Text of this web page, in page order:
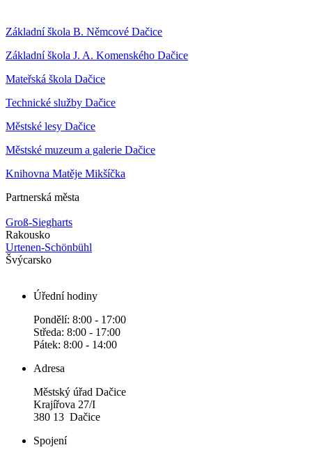
Základní škola B. Němcové Dačice
Základní škola J. A. Komenského Dačice
Mateřská škola Dačice
Technické služby Dačice
Městské lesy Dačice
Městské muzeum a galerie Dačice
Knihovna Matěje Mikšíčka
Partnerská města
Groß-Siegharts
Rakousko
Urtenen-Schönbühl
Švýcarsko
Úřední hodiny
Pondělí: 8:00 - 17:00
Středa: 8:00 - 17:00
Pátek: 8:00 - 14:00
Adresa
Městský úřad Dačice
Krajířova 27/I
380 13 Dačice
Spojení